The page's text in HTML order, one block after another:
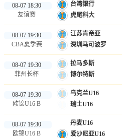
08-07 18:30
友谊赛
台湾银行
虎尾科大
08-07 19:30
CBA夏季赛
江苏肯帝亚
深圳马可波罗
08-07 19:30
菲州长杯
拉马多斯
博尔特斯
08-07 19:30
欧锦U16 B
乌克兰U16
瑞士U16
08-07 19:30
欧锦U16 B
丹麦U16
爱沙尼亚U16